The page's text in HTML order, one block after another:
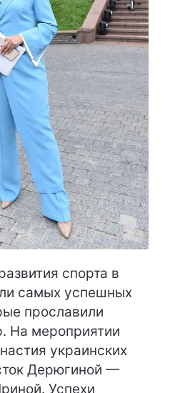
спорта в
самых успешных
прославили
На мероприятии
украинских
Дерюгиной —
Успехи